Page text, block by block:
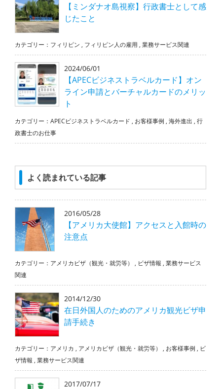
【ミンダナオ島視察】行政書士として感
じたこと
カテゴリー： フィリピン , フィリピン人の雇用 , 業務サービス関連
2024/06/01
【APECビジネストラベルカード】オン
ライン申請とバーチャルカードのメリッ
ト
カテゴリー： APECビジネストラベルカード , お客様事例 , 海外進出 , 行
政書士のお仕事
よく読まれている記事
2016/05/28
【アメリカ大使館】アクセスと入館時の
注意点
カテゴリー： アメリカビザ（観光・就労等） , ビザ情報 , 業務サービス
関連
2014/12/30
在日外国人のためのアメリカ観光ビザ申
請手続き
カテゴリー： アメリカ , アメリカビザ（観光・就労等） , お客様事例 , ビ
ザ情報 , 業務サービス関連
2017/07/17